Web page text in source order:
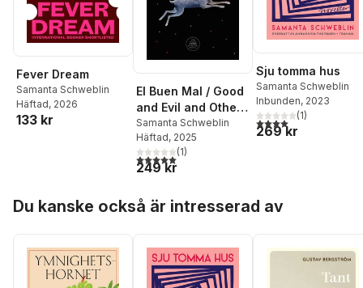
Fever Dream
Samanta Schweblin
Häftad, 2026
133 kr
El Buen Mal / Good
and Evil and Other
Stories
Samanta Schweblin
Häftad, 2025
5,0utav 5 stjärnor. Totalt antal röster:
(1)
249 kr
Sju tomma hus
Samanta Schweblin
Inbunden, 2023
4,0utav 5 stjärnor.
(1)
269 kr
Du kanske också är intresserad av